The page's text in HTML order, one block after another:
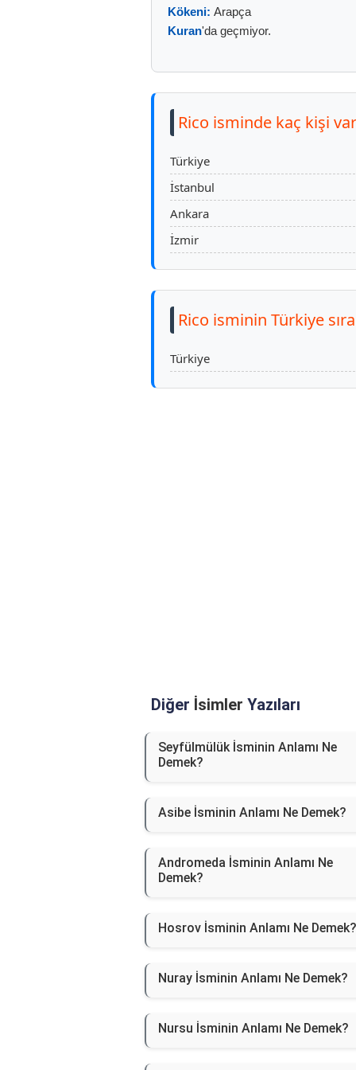
Kökeni: Arapça
Kuran'da geçmiyor.
Rico isminde kaç kişi
Türkiye
İstanbul
Ankara
İzmir
Rico isminin Türkiye
Türkiye
Diğer İsimler Yazıları
Seyfülmülük İsminin Anlamı Ne
Demek?
Asibe İsminin Anlamı Ne Demek?
Andromeda İsminin Anlamı Ne
Demek?
Hosrov İsminin Anlamı Ne Demek?
Nuray İsminin Anlamı Ne Demek?
Nursu İsminin Anlamı Ne Demek?